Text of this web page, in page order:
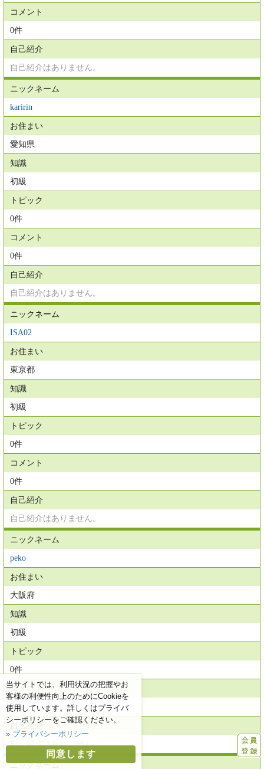
当サイトでは、利用状況の把握やお
客様の利便性向上のためにCookieを
使用しています。詳しくはプライバ
シーポリシーをご確認ください。
» プライバシーポリシー
同意します
コメント
0件
自己紹介
自己紹介はありません。
ニックネーム
karirin
お住まい
愛知県
知識
初級
トピック
0件
コメント
0件
自己紹介
自己紹介はありません。
ニックネーム
ISA02
お住まい
東京都
知識
初級
トピック
0件
コメント
0件
自己紹介
自己紹介はありません。
ニックネーム
peko
お住まい
大阪府
知識
初級
トピック
0件
コメント
0件
自己紹介
自己紹介はありません。
ニックネーム